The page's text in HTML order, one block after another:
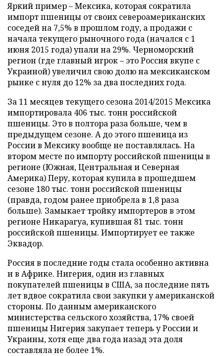
Яркий пример – Мексика, которая сократила
импорт пшеницы от своих североамериканских
соседей на 7,5% в прошлом году, а продажи с
начала текущего рыночного года (начался с 1
июня 2015 года) упали на 29%. Черноморский
регион (где главный игрок – это Россия вкупе с
Украиной) увеличил свою долю на мексиканском
рынке с нуля до 12% за два последних года.
За 11 месяцев текущего сезона 2014/2015 Мексика
импортировала 406 тыс. тонн российской
пшеницы. Это в полтора раза больше, чем в
предыдущем сезоне. А до этого пшеница из
России в Мексику вообще не поставлялась. На
втором месте по импорту российской пшеницы в
регионе (Южная, Центральная и Северная
Америка) Перу, которая купила в прошедшем
сезоне 180 тыс. тонн российской пшеницы
(правда, годом ранее приобрела в 1,8 раза
больше). Замыкает тройку импортеров в этом
регионе Никарагуа, купившая 81 тыс. тонн
российской пшеницы. Импортирует ее также
Эквадор.
Россия в последние годы стала особенно активна
и в Африке. Нигерия, один из главных
покупателей пшеницы в США, за последние пять
лет вдвое сократила свои закупки у американской
стороны. По данным американского
министерства сельского хозяйства, 17% своей
пшеницы Нигерия закупает теперь у России и
Украины, хотя еще два года назад эта доля
составляла не более 1%.